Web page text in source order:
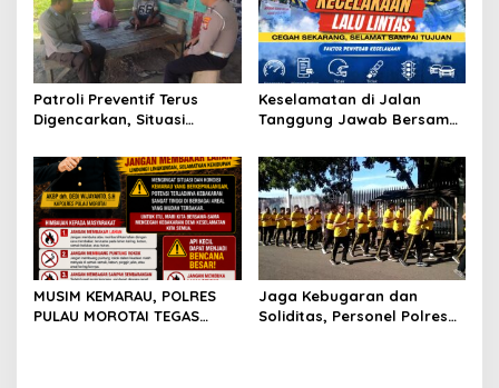
Patroli Preventif Terus
Digencarkan, Situasi
Morotai Tetap Aman dan
Kondusif
Keselamatan di Jalan
Tanggung Jawab Bersama,
Edukasi Cegah Kecelakaan
Lalu Lintas
MUSIM KEMARAU, POLRES
PULAU MOROTAI TEGAS
Jaga Kebugaran dan
Soliditas, Personel Polres